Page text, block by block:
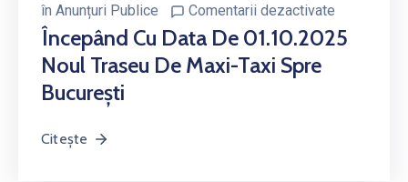
în Anunțuri Publice Comentarii dezactivate
Începând Cu Data De 01.10.2025
Noul Traseu De Maxi-Taxi Spre
București
Citește